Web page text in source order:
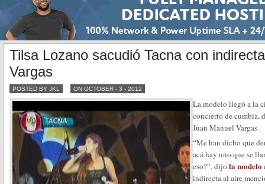
Tilsa Lozano sacudió Tacna con
Vargas
POSTED BY JKL ON OCTOBER - 3 - 2012
La modelo llegó a la
concierto de cumbia,
Juan Manuel Vargas .
“Me han dicho que
acá hay uno que se
eso?”, dijo la modelo
indirecta al aire